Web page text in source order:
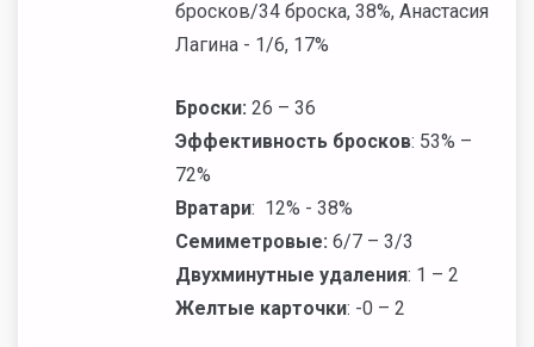
бросков/34 броска, 38%, Анастасия
Лагина - 1/6, 17%
Броски: 26 – 36
Эффективность бросков: 53% –
72%
Вратари: 12% - 38%
Семиметровые: 6/7 – 3/3
Двухминутные удаления: 1 – 2
Желтые карточки: -0 – 2